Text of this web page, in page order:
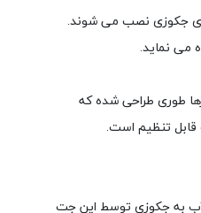
جکوزی نصب می شوند.
می نماید.
طوری طراحی شده که
قابل تنظیم است.
آب به جکوزی توسط این جت